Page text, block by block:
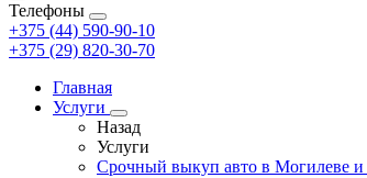
Телефоны
+375 (44) 590-90-10
+375 (29) 820-30-70
Главная
Услуги
Назад
Услуги
Срочный выкуп авто в Могилеве и